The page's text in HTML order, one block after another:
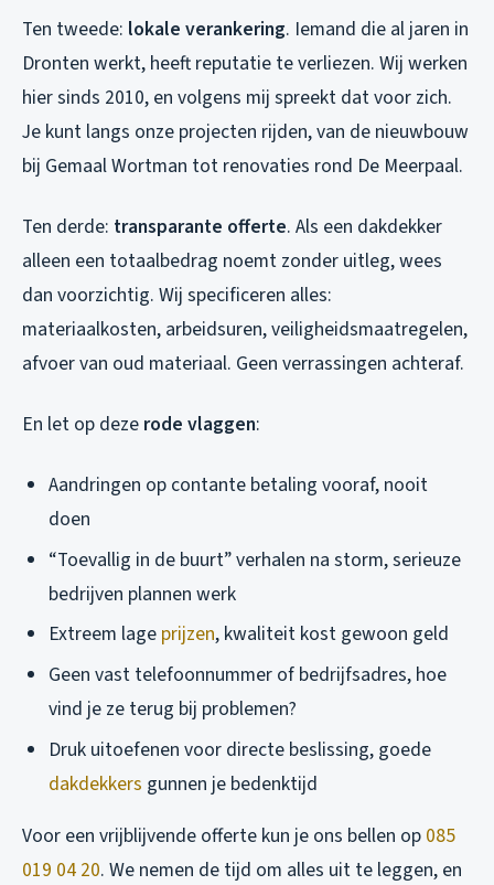
Ten tweede: lokale verankering. Iemand die al jaren in
Dronten werkt, heeft reputatie te verliezen. Wij werken
hier sinds 2010, en volgens mij spreekt dat voor zich.
Je kunt langs onze projecten rijden, van de nieuwbouw
bij Gemaal Wortman tot renovaties rond De Meerpaal.
Ten derde: transparante offerte. Als een dakdekker
alleen een totaalbedrag noemt zonder uitleg, wees
dan voorzichtig. Wij specificeren alles:
materiaalkosten, arbeidsuren, veiligheidsmaatregelen,
afvoer van oud materiaal. Geen verrassingen achteraf.
En let op deze rode vlaggen:
Aandringen op contante betaling vooraf, nooit
doen
“Toevallig in de buurt” verhalen na storm, serieuze
bedrijven plannen werk
Extreem lage prijzen, kwaliteit kost gewoon geld
Geen vast telefoonnummer of bedrijfsadres, hoe
vind je ze terug bij problemen?
Druk uitoefenen voor directe beslissing, goede
dakdekkers gunnen je bedenktijd
Voor een vrijblijvende offerte kun je ons bellen op 085
019 04 20. We nemen de tijd om alles uit te leggen, en